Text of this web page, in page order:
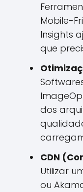
Mobile-
Insights
que
dos
CDN
Utilizar
ou